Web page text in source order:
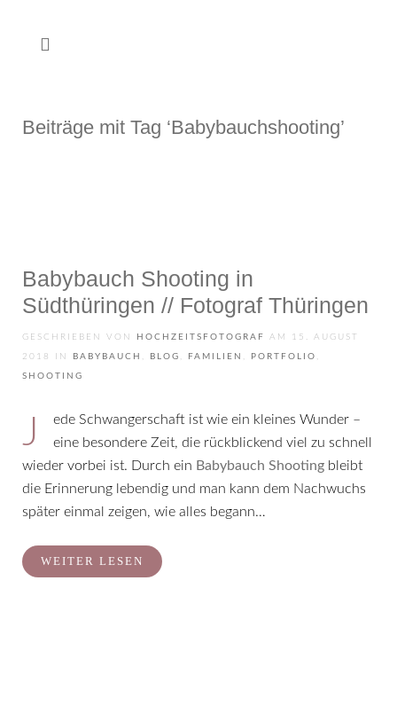
Beiträge mit Tag ‘Babybauchshooting’
Babybauch Shooting in
Südthüringen // Fotograf Thüringen
GESCHRIEBEN VON HOCHZEITSFOTOGRAF AM 15. AUGUST
2018 IN BABYBAUCH , BLOG , FAMILIEN , PORTFOLIO ,
SHOOTING
Jede Schwangerschaft ist wie ein kleines Wunder –
eine besondere Zeit, die rückblickend viel zu schnell
wieder vorbei ist. Durch ein Babybauch Shooting bleibt
die Erinnerung lebendig und man kann dem Nachwuchs
später einmal zeigen, wie alles begann…
WEITER LESEN